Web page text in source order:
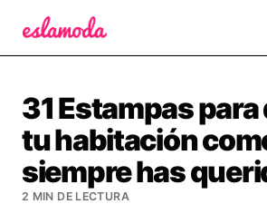
31 Estampas
tu habitación
siempre has
2 MIN DE LECTURA